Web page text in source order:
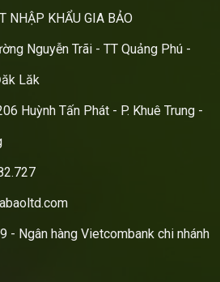
NHẬP KHẨU GIA BẢO
Nguyễn Trãi - TT Quảng Phú -
Lăk
Huỳnh Tấn Phát - P. Khuê Trung -
- Ngân hàng Vietcombank chi nhánh